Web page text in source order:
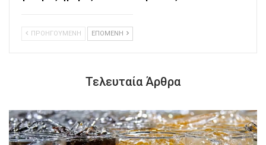
ΠΡΟΗΓΟΥΜΕΝΗ ΕΠΟΜΕΝΗ
Τελευταία Άρθρα